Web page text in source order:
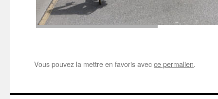
Vous pouvez la mettre en favoris avecce permalien.